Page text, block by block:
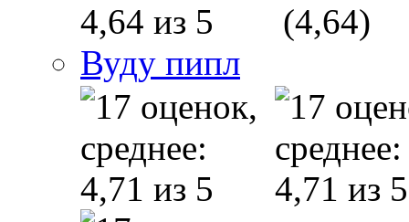
(4,64)
Вуду пипл